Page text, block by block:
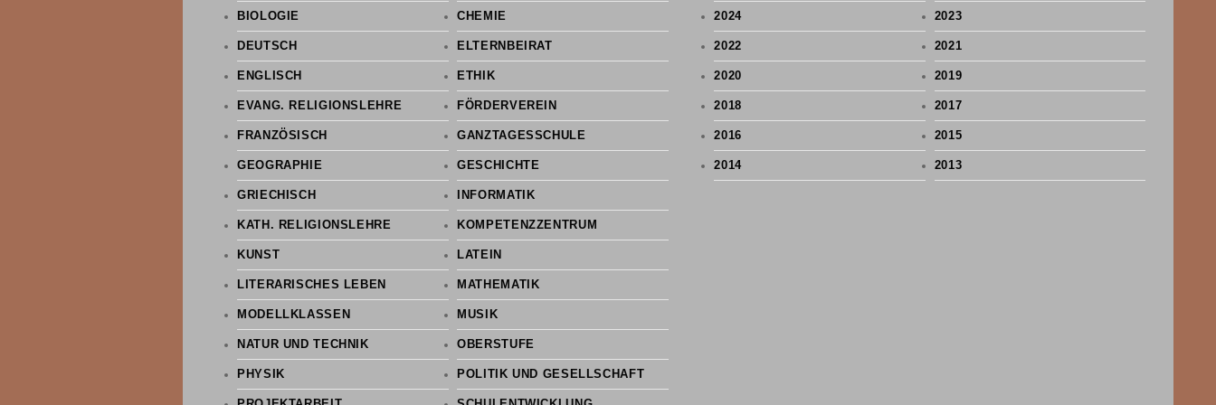
BIOLOGIE CHEMIE
DEUTSCH ELTERNBEIRAT
ENGLISCH ETHIK
EVANG. RELIGIONSLEHRE FÖRDERVEREIN
FRANZÖSISCH GANZTAGESSCHULE
GEOGRAPHIE GESCHICHTE
GRIECHISCH INFORMATIK
KATH. RELIGIONSLEHRE KOMPETENZZENTRUM
KUNST LATEIN
LITERARISCHES LEBEN MATHEMATIK
MODELLKLASSEN MUSIK
NATUR UND TECHNIK OBERSTUFE
PHYSIK POLITIK UND GESELLSCHAFT
2024 2023
2022 2021
2020 2019
2018 2017
2016 2015
2014 2013